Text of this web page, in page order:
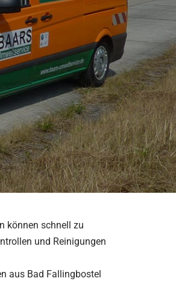
können schnell zu
und Reinigungen
aus Bad Fallingbostel